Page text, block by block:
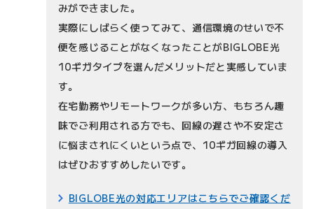
みができました。
実際にしばらく使ってみて、通信環境のせいで不
便を感じることがなくなったことがBIGLOBE光
10ギガタイプを選んだメリットだと実感していま
す。
在宅勤務やリモートワークが多い方、もちろん趣
味でご利用される方でも、回線の遅さや不安定さ
に悩まされにくいという点で、10ギガ回線の導入
はぜひおすすめしたいです。
BIGLOBE光の対応エリアはこちらでご確認くだ